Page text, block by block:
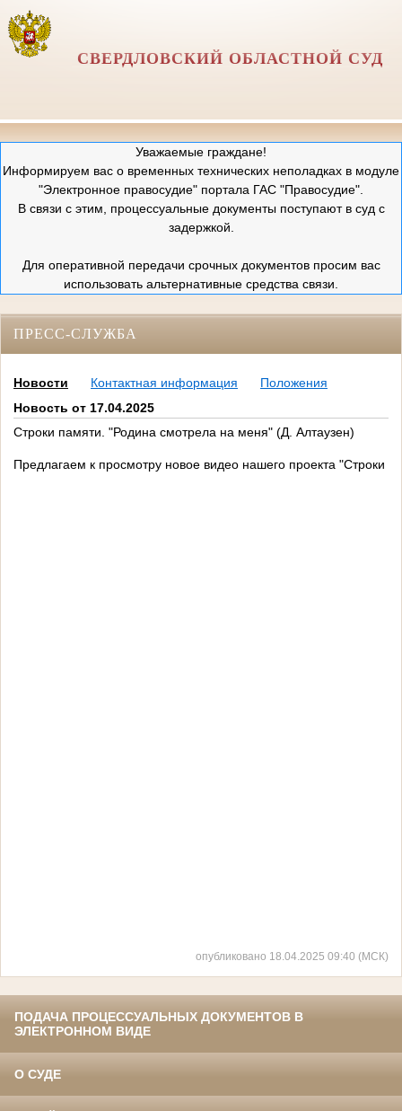
СВЕРДЛОВСКИЙ ОБЛАСТНОЙ СУД
Уважаемые граждане!
Информируем вас о временных технических неполадках в модуле
"Электронное правосудие" портала ГАС "Правосудие".
В связи с этим, процессуальные документы поступают в суд с
задержкой.
Для оперативной передачи срочных документов просим вас
использовать альтернативные средства связи.
ПРЕСС-СЛУЖБА
Новости Контактная информация
Положения
Новость от 17.04.2025
Строки памяти. "Родина смотрела на меня" (Д. Алтаузен)
Предлагаем к просмотру новое видео нашего проекта "Строки
опубликовано 18.04.2025 09:40 (МСК)
ПОДАЧА ПРОЦЕССУАЛЬНЫХ ДОКУМЕНТОВ В
ЭЛЕКТРОННОМ ВИДЕ
О СУДЕ